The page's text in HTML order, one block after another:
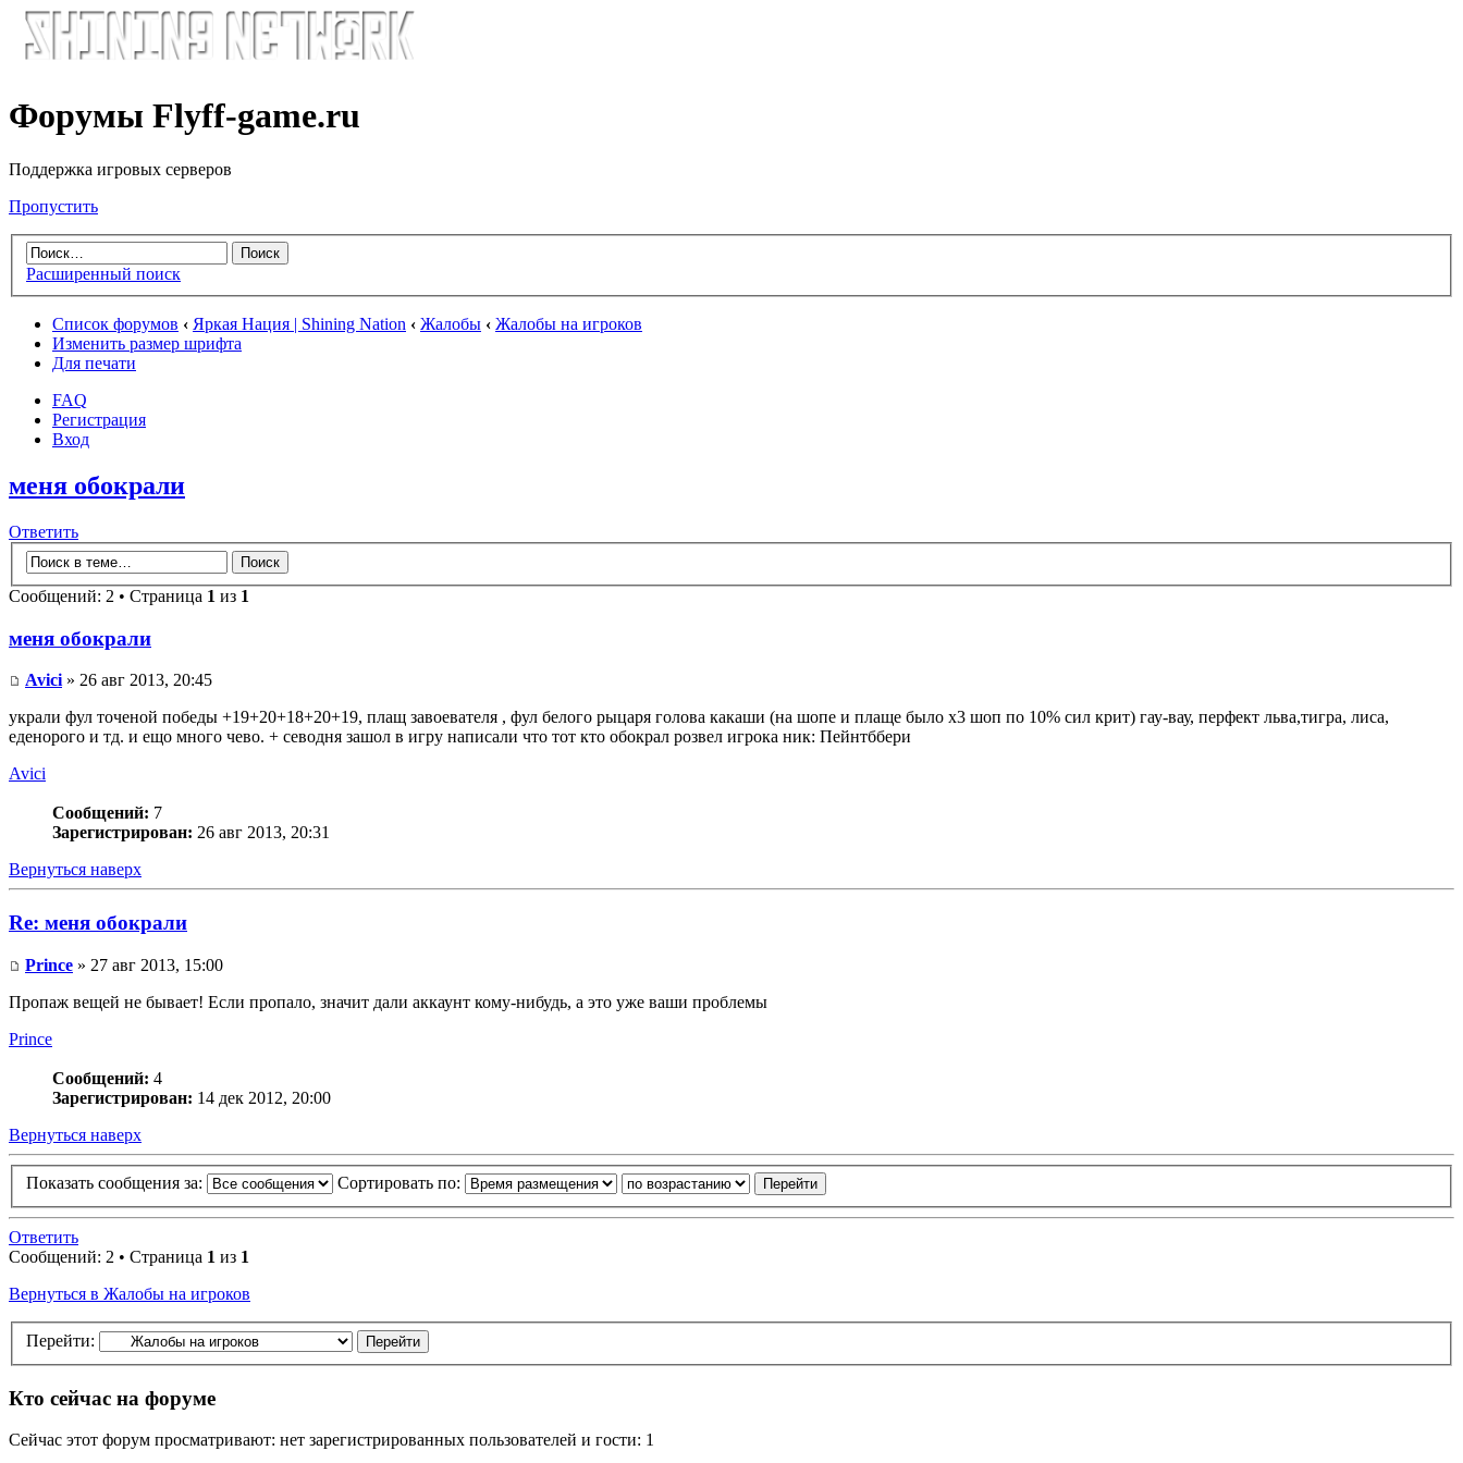
Форумы Flyff-game.ru
Поддержка игровых серверов
Пропустить
Расширенный поиск
Список форумов ‹ Яркая Нация | Shining Nation ‹ Жалобы ‹ Жалобы на игроков
Изменить размер шрифта
Для печати
FAQ
Регистрация
Вход
меня обокрали
Ответить
Сообщений: 2 • Страница 1 из 1
меня обокрали
Avici » 26 авг 2013, 20:45
украли фул точеной победы +19+20+18+20+19, плащ завоевателя , фул белого рыцаря голова какаши (на шопе и плаще было х3 шоп по 10% сил крит) гау-вау, перфект льва,тигра, лиса,
еденорого и тд. и ещо много чево. + севодня зашол в игру написали что тот кто обокрал розвел игрока ник: Пейнтббери
Avici
Сообщений: 7
Зарегистрирован: 26 авг 2013, 20:31
Вернуться наверх
Re: меня обокрали
Prince » 27 авг 2013, 15:00
Пропаж вещей не бывает! Если пропало, значит дали аккаунт кому-нибудь, а это уже ваши проблемы
Prince
Сообщений: 4
Зарегистрирован: 14 дек 2012, 20:00
Вернуться наверх
Показать сообщения за: Сортировать по:
Ответить
Сообщений: 2 • Страница 1 из 1
Вернуться в Жалобы на игроков
Перейти:
Кто сейчас на форуме
Сейчас этот форум просматривают: нет зарегистрированных пользователей и гости: 1